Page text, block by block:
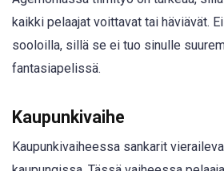
kaikki pelaajat voittavat tai häviävät.
sooloilla, sillä se ei tuo sinulle
fantasiapelissä.
Kaupunkivaihe
Kaupunkivaiheessa sankarit